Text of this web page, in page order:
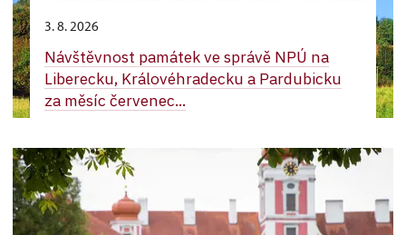
3. 8. 2026
Návštěvnost památek ve správě NPÚ na
Liberecku, Královéhradecku a Pardubicku
za měsíc červenec...